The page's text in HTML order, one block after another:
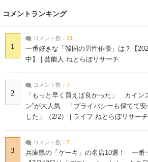
コメントランキング
1
コメント数： 21
一番好きな「韓国の男性俳優」は？【
中】 | 芸能人 ねとらぼリサーチ
2
コメント数： 7
「もっと早く買えば良かった」 カイン
ン”が大人気 「プライバシーも保てて安
した」（2/2） | ライフ ねとらぼリサー
3
コメント数： 7
兵庫県の「ケーキ」の名店10選！ 一番